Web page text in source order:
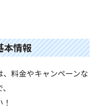
情報
、料金やキャンペーンな